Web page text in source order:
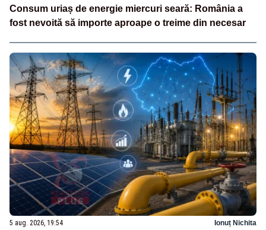
Consum uriaș de energie miercuri seară: România a
fost nevoită să importe aproape o treime din necesar
5 aug. 2026, 19:54 Ionuț Nichita